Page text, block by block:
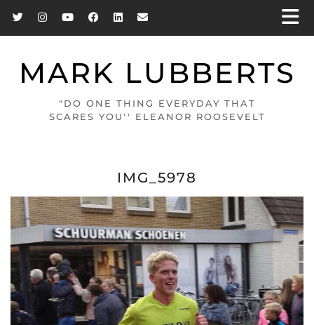
MARK LUBBERTS
“DO ONE THING EVERYDAY THAT
SCARES YOU'' ELEANOR ROOSEVELT
IMG_5978